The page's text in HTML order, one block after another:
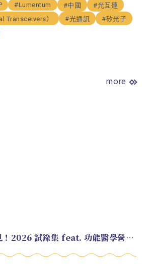
#Lumentum #中國
#光互連
Transceivers）
#光通訊
#矽光子
more
EP.220 好久不見！2026 試錄集 feat. 功能醫學營養師 美寶